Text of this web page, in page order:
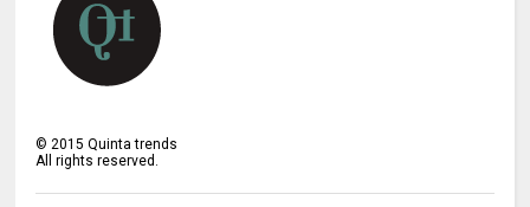
©2015 Quinta trends
All rights reserved.